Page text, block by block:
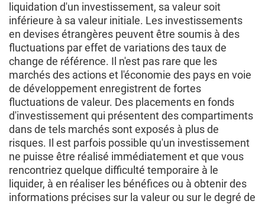
liquidation d'un investissement, sa valeur soit
inférieure à sa valeur initiale. Les investissements
en devises étrangères peuvent être soumis à des
fluctuations par effet de variations des taux de
change de référence. Il n'est pas rare que les
marchés des actions et l'économie des pays en voie
de développement enregistrent de fortes
fluctuations de valeur. Des placements en fonds
d'investissement qui présentent des compartiments
dans de tels marchés sont exposés à plus de
risques. Il est parfois possible qu'un investissement
ne puisse être réalisé immédiatement et que vous
rencontriez quelque difficulté temporaire à le
liquider, à en réaliser les bénéfices ou à obtenir des
informations précises sur la valeur ou sur le degré de